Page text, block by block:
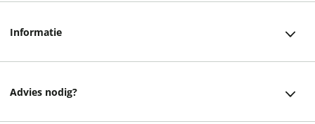
Informatie
Advies nodig?